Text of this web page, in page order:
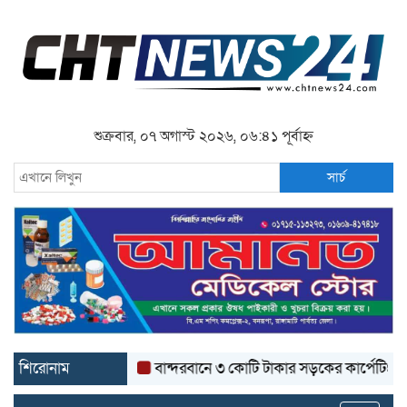
শুক্রবার, ০৭ অগাস্ট ২০২৬, ০৬:৪১ পূর্বাহ্ন
সার্চ
শিরোনাম বান্দরবানে ৩ কোটি টাকার সড়কের কার্পেটিং উঠে